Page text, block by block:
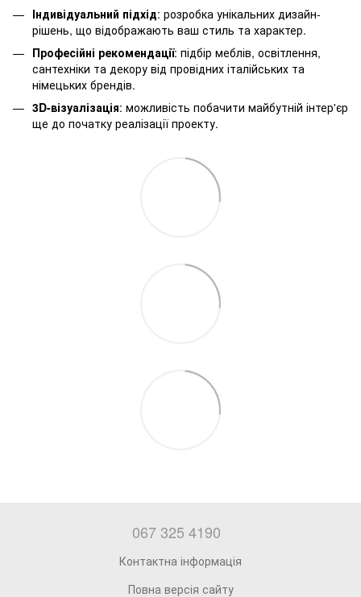
Індивідуальний підхід: розробка унікальних дизайн-
рішень, що відображають ваш стиль та характер.
Професійні рекомендації: підбір меблів, освітлення,
сантехніки та декору від провідних італійських та
німецьких брендів.
3D-візуалізація: можливість побачити майбутній інтер'єр
ще до початку реалізації проекту.
067 325 4190
Контактна інформація
Повна версія сайту